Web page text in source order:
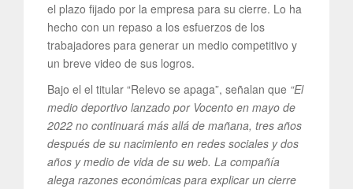
el plazo fijado por la empresa para su cierre. Lo ha
hecho con un repaso a los esfuerzos de los
trabajadores para generar un medio competitivo y
un breve video de sus logros.
Bajo el el titular “Relevo se apaga”, señalan que “El
medio deportivo lanzado por Vocento en mayo de
2022 no continuará más allá de mañana, tres años
después de su nacimiento en redes sociales y dos
años y medio de vida de su web. La compañía
alega razones económicas para explicar un cierre